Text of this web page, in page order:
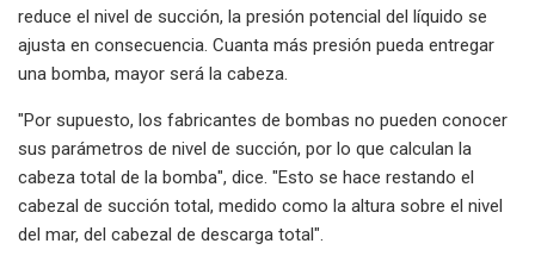
reduce el nivel de succión, la presión potencial del líquido se
ajusta en consecuencia. Cuanta más presión pueda entregar
una bomba, mayor será la cabeza.
"Por supuesto, los fabricantes de bombas no pueden conocer
sus parámetros de nivel de succión, por lo que calculan la
cabeza total de la bomba", dice. "Esto se hace restando el
cabezal de succión total, medido como la altura sobre el nivel
del mar, del cabezal de descarga total".